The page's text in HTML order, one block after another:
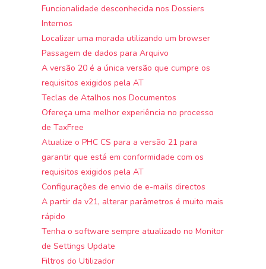
Funcionalidade desconhecida nos Dossiers
Internos
Localizar uma morada utilizando um browser
Passagem de dados para Arquivo
A versão 20 é a única versão que cumpre os
requisitos exigidos pela AT
Teclas de Atalhos nos Documentos
Ofereça uma melhor experiência no processo
de TaxFree
Atualize o PHC CS para a versão 21 para
garantir que está em conformidade com os
requisitos exigidos pela AT
Configurações de envio de e-mails directos
A partir da v21, alterar parâmetros é muito mais
rápido
Tenha o software sempre atualizado no Monitor
de Settings Update
Filtros do Utilizador